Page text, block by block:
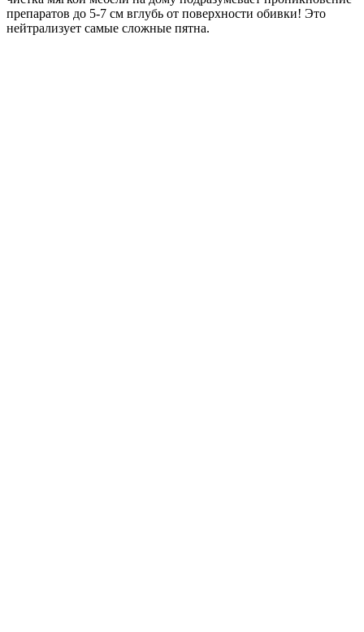
препаратов до 5-7 см вглубь от поверхности обивки! Это
нейтрализует самые сложные пятна.